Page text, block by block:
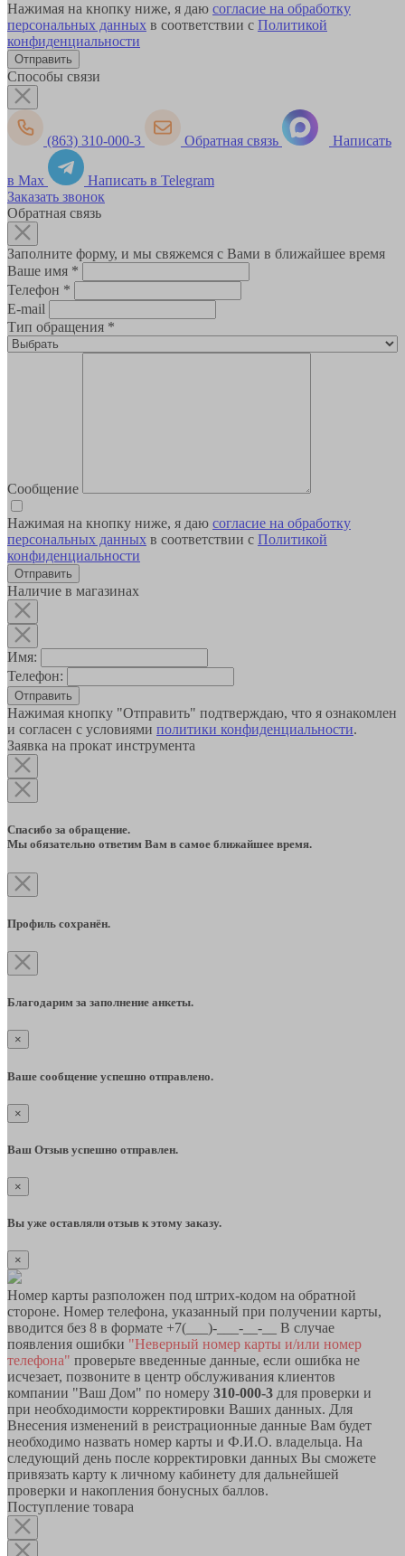
Нажимая на кнопку ниже, я даю согласие на обработку
персональных данных в соответствии с Политикой
конфиденциальности
Способы связи
(863) 310-000-3 Обратная связь Написать
в Max
Написать в Telegram
Заказать звонок
Обратная связь
Заполните форму, и мы свяжемся с Вами в ближайшее время
Ваше имя *
Телефон *
E-mail
Тип обращения *
Сообщение
Нажимая на кнопку ниже, я даю согласие на обработку
персональных данных в соответствии с Политикой
конфиденциальности
Наличие в магазинах
Имя:
Телефон:
Отправить
Нажимая кнопку "Отправить" подтверждаю, что я ознакомлен
и согласен с условиями политики конфиденциальности.
Заявка на прокат инструмента
Спасибо за обращение.
Мы обязательно ответим Вам в самое ближайшее время.
Профиль сохранён.
Благодарим за заполнение анкеты.
×
Ваше сообщение успешно отправлено.
×
Ваш Отзыв успешно отправлен.
×
Вы уже оставляли отзыв к этому заказу.
×
Номер карты разположен под штрих-кодом на обратной
стороне. Номер телефона, указанный при получении карты,
вводится без 8 в формате +7(___)-___-__-__ В случае
появления ошибки "Неверный номер карты и/или номер
телефона" проверьте введенные данные, если ошибка не
исчезает, позвоните в центр обслуживания клиентов
компании "Ваш Дом" по номеру 310-000-3 для проверки и
при необходимости корректировки Ваших данных. Для
Внесения изменений в реистрационные данные Вам будет
необходимо назвать номер карты и Ф.И.О. владельца. На
следующий день после корректировки данных Вы сможете
привязать карту к личному кабинету для дальнейшей
проверки и накопления бонусных баллов.
Поступление товара